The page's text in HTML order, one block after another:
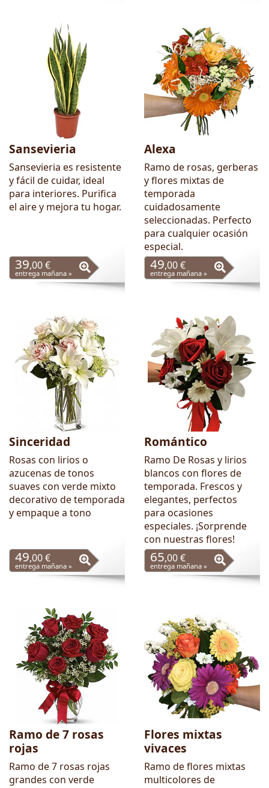
Sansevieria
Sansevieria es resistente
y fácil de cuidar, ideal
para interiores. Purifica
el aire y mejora tu hogar.
39,00 €
entrega mañana »
Alexa
Ramo de rosas, gerberas
y flores mixtas de
temporada
cuidadosamente
seleccionadas. Perfecto
para cualquier ocasión
especial.
49,00 €
entrega mañana »
Sinceridad
Rosas con lirios o
azucenas de tonos
suaves con verde mixto
decorativo de temporada
y empaque a tono
49,00 €
entrega mañana »
Romántico
Ramo De Rosas y lirios
blancos con flores de
temporada. Frescos y
elegantes, perfectos
para ocasiones
especiales. ¡Sorprende
con nuestras flores!
65,00 €
entrega mañana »
Ramo de 7 rosas
rojas
Ramo de 7 rosas rojas
grandes con verde
Flores mixtas
vivaces
Ramo de flores mixtas
multicolores de